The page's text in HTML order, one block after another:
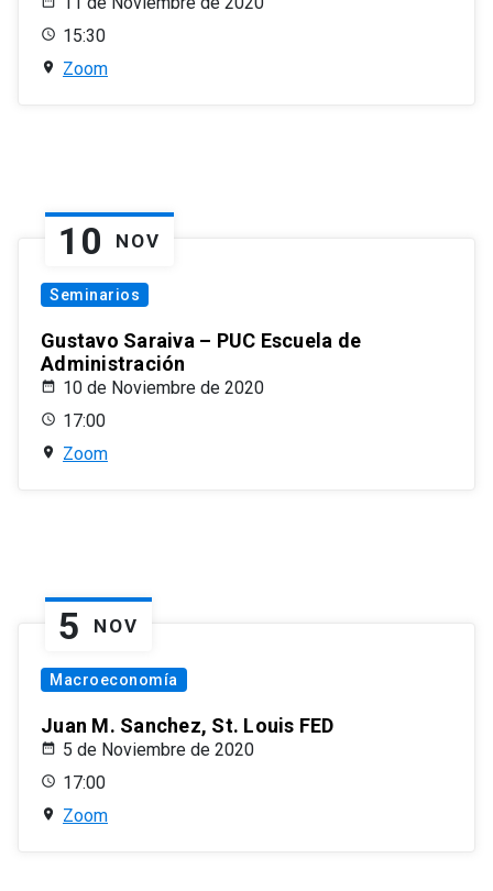
15:30
Zoom
10 NOV
Seminarios
Gustavo Saraiva – PUC Escuela de
Administración
10 de Noviembre de 2020
17:00
Zoom
5 NOV
Macroeconomía
Juan M. Sanchez, St. Louis FED
5 de Noviembre de 2020
17:00
Zoom